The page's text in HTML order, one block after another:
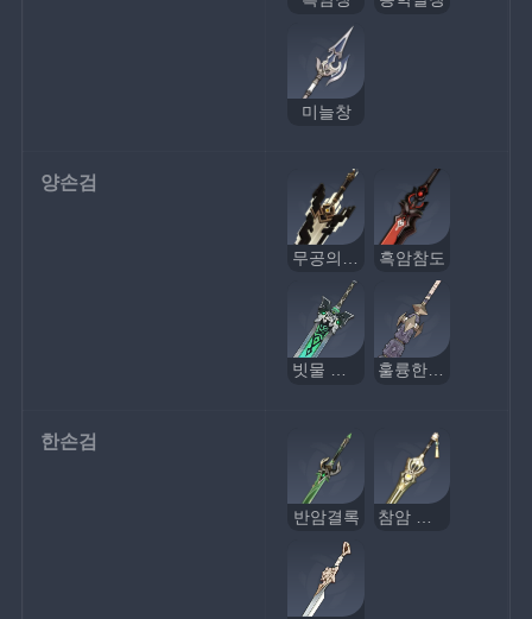
미늘창
양손검
흑암참도
빗물 베기 훌륭한 대화수단
한손검
반암결록